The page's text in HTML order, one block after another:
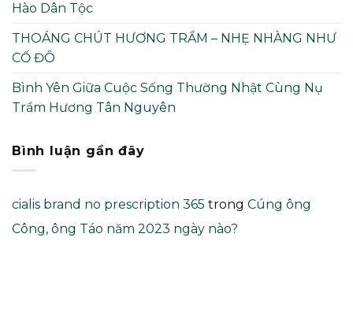
Hào Dân Tộc
THOÁNG CHÚT HƯƠNG TRẦM – NHẸ NHÀNG NHƯ
CỐ ĐÔ
Bình Yên Giữa Cuộc Sống Thường Nhật Cùng Nụ
Trầm Hương Tân Nguyên
Bình luận gần đây
cialis brand no prescription 365 trong Cúng ông
Công, ông Táo năm 2023 ngày nào?